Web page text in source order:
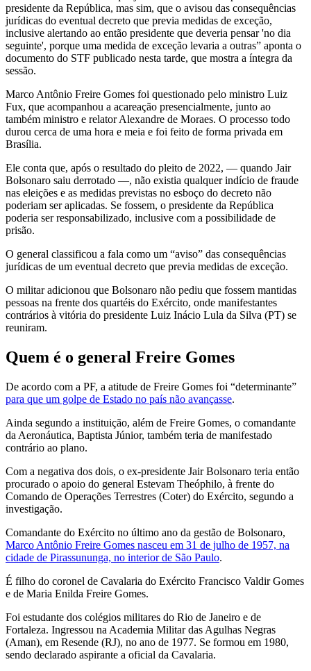
presidente da República, mas sim, que o avisou das consequências
jurídicas do eventual decreto que previa medidas de exceção,
inclusive alertando ao então presidente que deveria pensar 'no dia
seguinte', porque uma medida de exceção levaria a outras” aponta o
documento do STF publicado nesta tarde, que mostra a íntegra da
sessão.
Marco Antônio Freire Gomes foi questionado pelo ministro Luiz
Fux, que acompanhou a acareação presencialmente, junto ao
também ministro e relator Alexandre de Moraes. O processo todo
durou cerca de uma hora e meia e foi feito de forma privada em
Brasília.
Ele conta que, após o resultado do pleito de 2022, — quando Jair
Bolsonaro saiu derrotado —, não existia qualquer indício de fraude
nas eleições e as medidas previstas no esboço do decreto não
poderiam ser aplicadas. Se fossem, o presidente da República
poderia ser responsabilizado, inclusive com a possibilidade de
prisão.
O general classificou a fala como um “aviso” das consequências
jurídicas de um eventual decreto que previa medidas de exceção.
O militar adicionou que Bolsonaro não pediu que fossem mantidas
pessoas na frente dos quartéis do Exército, onde manifestantes
contrários à vitória do presidente Luiz Inácio Lula da Silva (PT) se
reuniram.
Quem é o general Freire Gomes
De acordo com a PF, a atitude de Freire Gomes foi “determinante”
para que um golpe de Estado no país não avançasse.
Ainda segundo a instituição, além de Freire Gomes, o comandante
da Aeronáutica, Baptista Júnior, também teria de manifestado
contrário ao plano.
Com a negativa dos dois, o ex-presidente Jair Bolsonaro teria então
procurado o apoio do general Estevam Theóphilo, à frente do
Comando de Operações Terrestres (Coter) do Exército, segundo a
investigação.
Comandante do Exército no último ano da gestão de Bolsonaro,
Marco Antônio Freire Gomes nasceu em 31 de julho de 1957, na
cidade de Pirassununga, no interior de São Paulo.
É filho do coronel de Cavalaria do Exército Francisco Valdir Gomes
e de Maria Enilda Freire Gomes.
Foi estudante dos colégios militares do Rio de Janeiro e de
Fortaleza. Ingressou na Academia Militar das Agulhas Negras
(Aman), em Resende (RJ), no ano de 1977. Se formou em 1980,
sendo declarado aspirante a oficial da Cavalaria.